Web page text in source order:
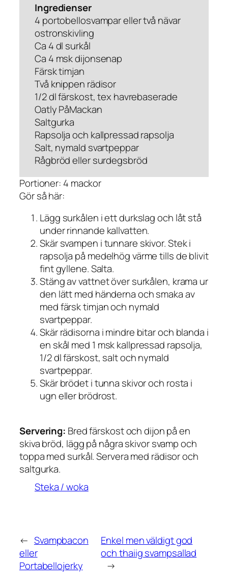
Ingredienser
4 portobellosvampar eller två nävar
ostronskivling
Ca 4 dl surkål
Ca 4 msk dijonsenap
Färsk timjan
Två knippen rädisor
1/2 dl färskost, tex havrebaserade
Oatly PåMackan
Saltgurka
Rapsolja och kallpressad rapsolja
Salt, nymald svartpeppar
Rågbröd eller surdegsbröd
Portioner: 4 mackor
Gör så här:
Lägg surkålen i ett durkslag och låt stå
under rinnande kallvatten.
Skär svampen i tunnare skivor. Stek i
rapsolja på medelhög värme tills de blivit
fint gyllene. Salta.
Stäng av vattnet över surkålen, krama ur
den lätt med händerna och smaka av
med färsk timjan och nymald
svartpeppar.
Skär rädisorna i mindre bitar och blanda i
en skål med 1 msk kallpressad rapsolja,
1/2 dl färskost, salt och nymald
svartpeppar.
Skär brödet i tunna skivor och rosta i
ugn eller brödrost.
Servering: Bred färskost och dijon på en
skiva bröd, lägg på några skivor svamp och
toppa med surkål. Servera med rädisor och
saltgurka.
Steka / woka
← Svampbacon
eller
Portabellojerky
Enkel men väldigt god
och thaiig svampsallad
→